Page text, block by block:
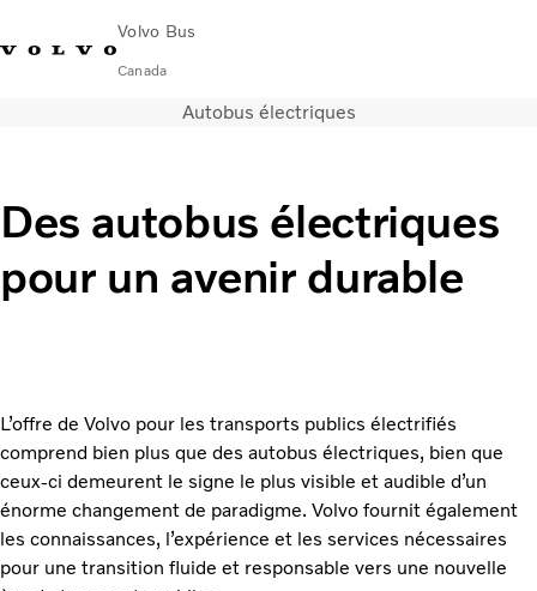
Volvo Bus
Canada
Nous ContacterEnglish Volvo Merchandise
Autocars
Services
Pourquoi Volvo?
Nouvelles et histoires
Autobus électriques
Des autobus électriques
pour un avenir durable
L’offre de Volvo pour les transports publics électrifiés
comprend bien plus que des autobus électriques, bien que
ceux-ci demeurent le signe le plus visible et audible d’un
énorme changement de paradigme. Volvo fournit également
les connaissances, l’expérience et les services nécessaires
pour une transition fluide et responsable vers une nouvelle